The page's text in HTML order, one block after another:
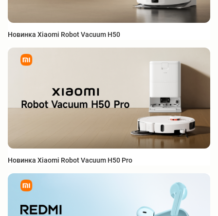
Новинка Xiaomi Robot Vacuum H50
Новинка Xiaomi Robot Vacuum H50 Pro